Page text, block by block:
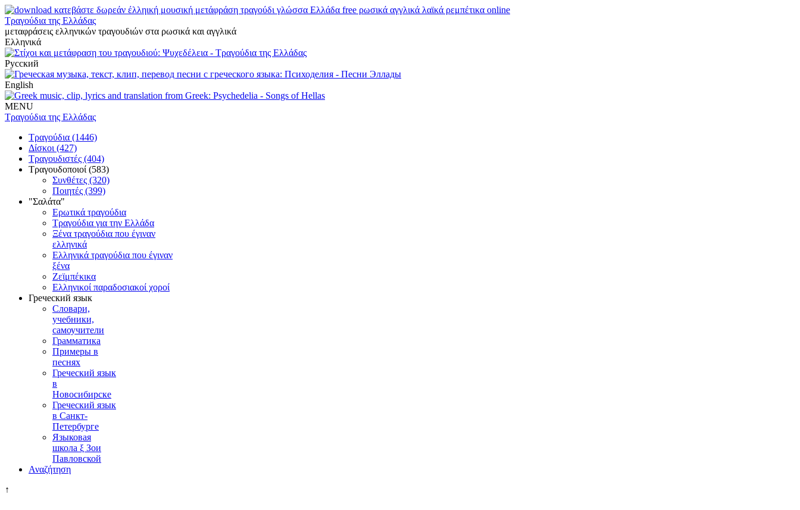
Τραγούδια της Ελλάδας
μεταφράσεις ελληνικών τραγουδιών στα ρωσικά και αγγλικά
Ελληνικά
Русский
English
MENU
Τραγούδια της Ελλάδας
Τραγούδια (1446)
Δίσκοι (427)
Τραγουδιστές (404)
Τραγουδοποιοί (583)
Συνθέτες (320)
Ποιητές (399)
"Σαλάτα"
Ερωτικά τραγούδια
Τραγούδια για την Ελλάδα
Ξένα τραγούδια που έγιναν
ελληνικά
Ελληνικά τραγούδια που έγιναν
ξένα
Ζεϊμπέκικα
Ελληνικοί παραδοσιακοί χοροί
Греческий язык
Словари,
учебники,
самоучители
Грамматика
Примеры в
песнях
Греческий язык
в
Новосибирске
Греческий язык
в Санкт-
Петербурге
Языковая
школа ξ Зои
Павловской
Αναζήτηση
↑